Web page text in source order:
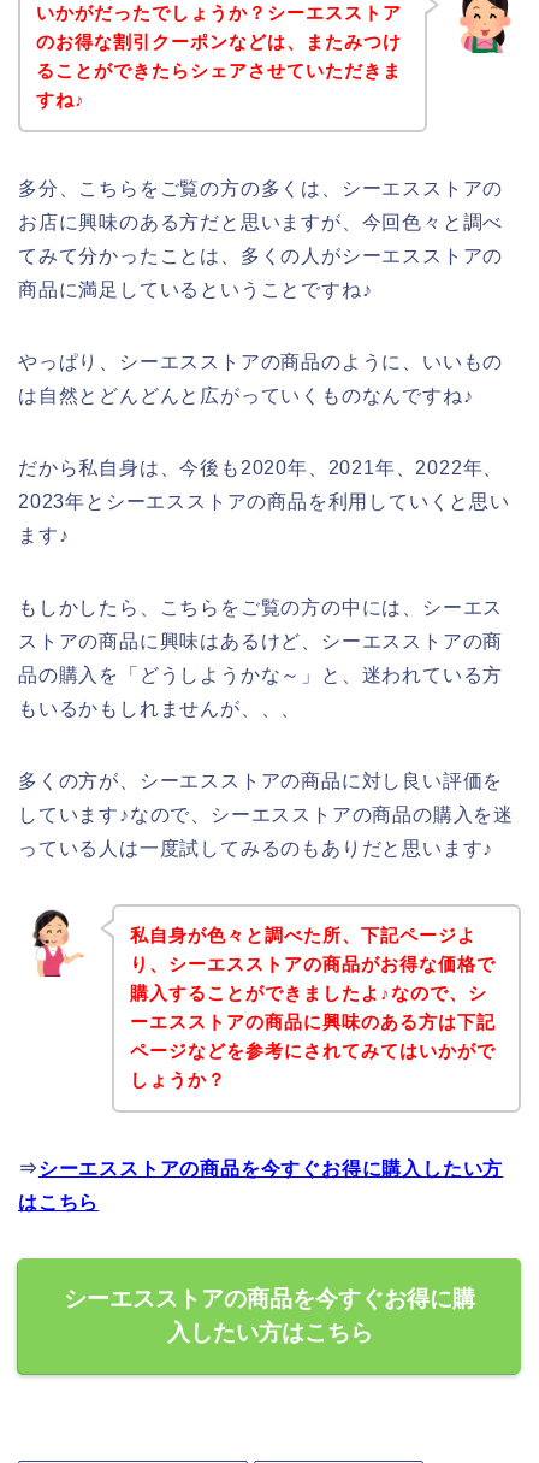
いかがだったでしょうか？シーエスストア
のお得な割引クーポンなどは、またみつけ
ることができたらシェアさせていただきま
すね♪
多分、こちらをご覧の方の多くは、シーエスストアの
お店に興味のある方だと思いますが、今回色々と調べ
てみて分かったことは、多くの人がシーエスストアの
商品に満足しているということですね♪
やっぱり、シーエスストアの商品のように、いいもの
は自然とどんどんと広がっていくものなんですね♪
だから私自身は、今後も2020年、2021年、2022年、
2023年とシーエスストアの商品を利用していくと思い
ます♪
もしかしたら、こちらをご覧の方の中には、シーエス
ストアの商品に興味はあるけど、シーエスストアの商
品の購入を「どうしようかな～」と、迷われている方
もいるかもしれませんが、、、
多くの方が、シーエスストアの商品に対し良い評価を
しています♪なので、シーエスストアの商品の購入を迷
っている人は一度試してみるのもありだと思います♪
私自身が色々と調べた所、下記ページよ
り、シーエスストアの商品がお得な価格で
購入することができましたよ♪なので、シ
ーエスストアの商品に興味のある方は下記
ページなどを参考にされてみてはいかがで
しょうか？
⇒シーエスストアの商品を今すぐお得に購入したい方
はこちら
シーエスストアの商品を今すぐお得に購
入したい方はこちら